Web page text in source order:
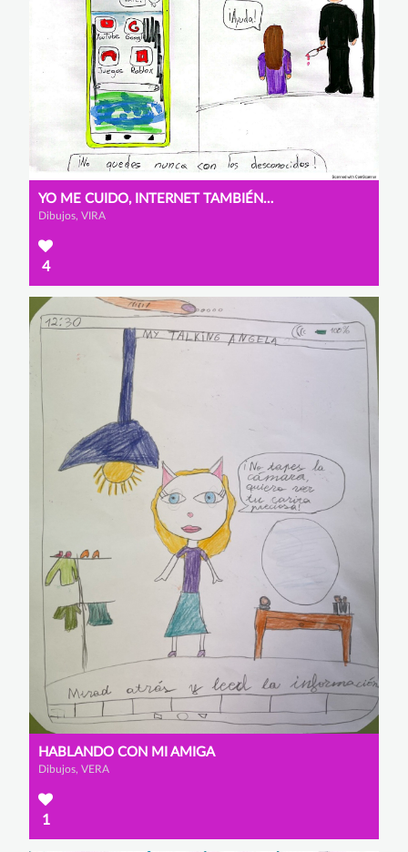
YO ME CUIDO, INTERNET TAMBIÉN CUIDA. ¡ÚSALO BIEN!
Dibujos, VIRA
4
HABLANDO CON MI AMIGA
Dibujos, VERA
1